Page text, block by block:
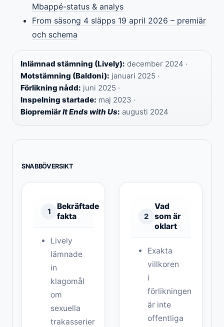
Mbappé-status & analys
From säsong 4 släpps 19 april 2026 – premiär
och schema
Inlämnad stämning (Lively): december 2024 ·
Motstämning (Baldoni): januari 2025 ·
Förlikning nådd: juni 2025 ·
Inspelning startade: maj 2023 ·
BiopremiärIt Ends with Us: augusti 2024
SNABBÖVERSIKT
1
Bekräftade
fakta
Lively
lämnade
in
klagomål
om
sexuella
trakasserier
2
Vad
som är
oklart
Exakta
villkoren
i
förlikningen
är inte
offentliga